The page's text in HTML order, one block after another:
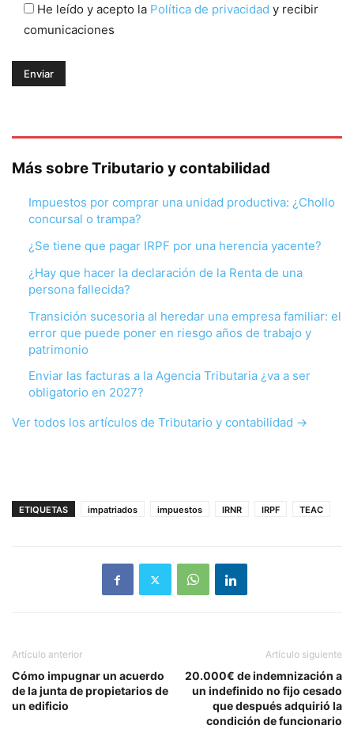
He leído y acepto la Política de privacidad y recibir
comunicaciones
Más sobre Tributario y contabilidad
Impuestos por comprar una unidad productiva: ¿Chollo
concursal o trampa?
¿Se tiene que pagar IRPF por una herencia yacente?
¿Hay que hacer la declaración de la Renta de una
persona fallecida?
Transición sucesoria al heredar una empresa familiar: el
error que puede poner en riesgo años de trabajo y
patrimonio
Enviar las facturas a la Agencia Tributaria ¿va a ser
obligatorio en 2027?
Ver todos los artículos de Tributario y contabilidad →
ETIQUETAS impatriados impuestos IRNR IRPF TEAC
Artículo anterior
Cómo impugnar un acuerdo
de la junta de propietarios de
un edificio
Artículo siguiente
20.000€ de indemnización a
un indefinido no fijo cesado
que después adquirió la
condición de funcionario